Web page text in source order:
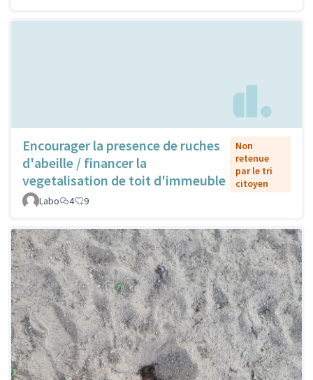
Encourager la presence de ruches
d'abeille / financer la
vegetalisation de toit d'immeuble
Non
retenue
par le tri
citoyen
Labo
4 9